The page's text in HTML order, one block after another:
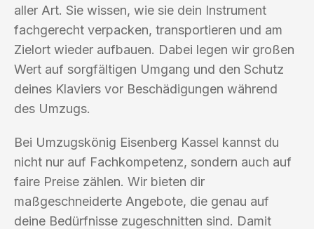
aller Art. Sie wissen, wie sie dein Instrument
fachgerecht verpacken, transportieren und am
Zielort wieder aufbauen. Dabei legen wir großen
Wert auf sorgfältigen Umgang und den Schutz
deines Klaviers vor Beschädigungen während
des Umzugs.
Bei Umzugskönig Eisenberg Kassel kannst du
nicht nur auf Fachkompetenz, sondern auch auf
faire Preise zählen. Wir bieten dir
maßgeschneiderte Angebote, die genau auf
deine Bedürfnisse zugeschnitten sind. Damit